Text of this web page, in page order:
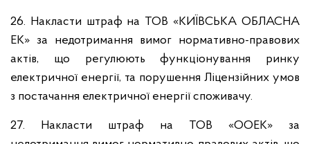
26. Накласти штраф на ТОВ «КИЇВСЬКА ОБЛАСНА
ЕК» за недотримання вимог нормативно-правових
актів, що регулюють функціонування ринку
електричної енергії, та порушення Ліцензійних умов
з постачання електричної енергії споживачу.
27. Накласти штраф на ТОВ «ООЕК» за